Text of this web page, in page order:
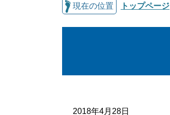
現在の位置 トップページ
2018年4月28日